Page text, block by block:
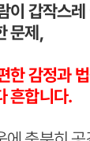
이 갑작스
문제,
한 감정과
흔합니다.